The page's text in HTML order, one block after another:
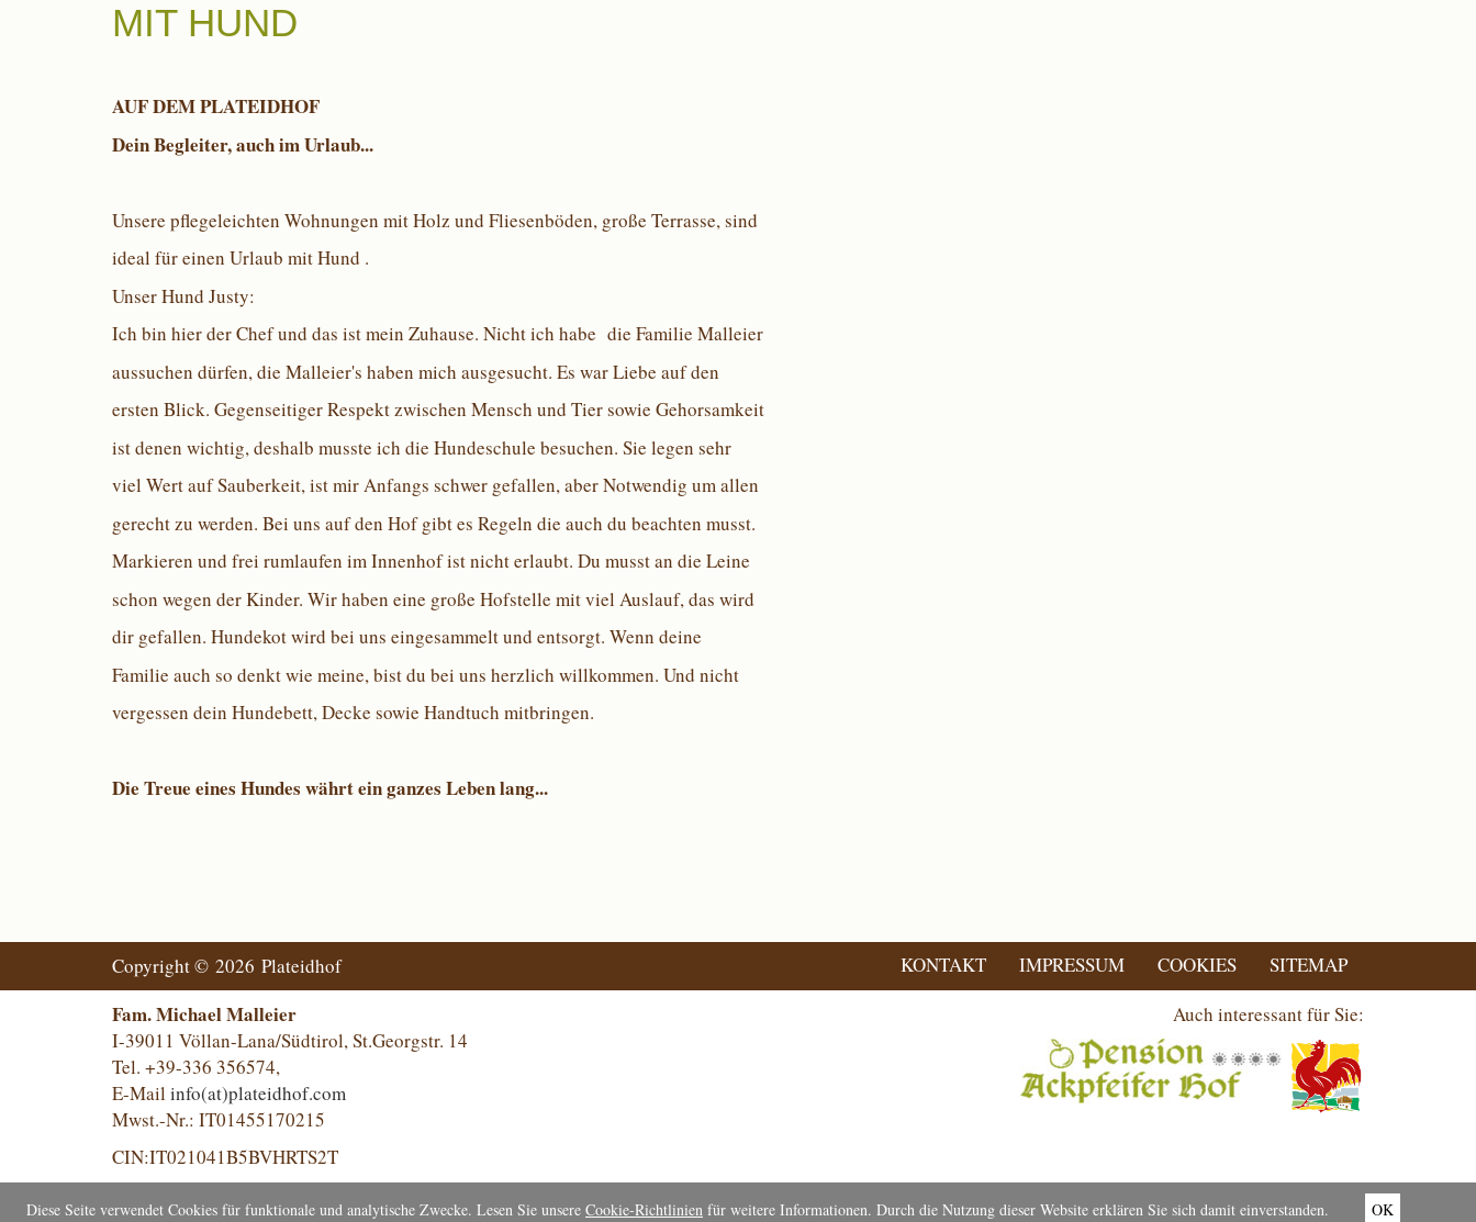
MIT HUND
AUF DEM PLATEIDHOF
Dein Begleiter, auch im Urlaub...
Unsere pflegeleichten Wohnungen mit Holz und Fliesenböden, große Terrasse, sind
ideal für einen Urlaub mit Hund .
Unser Hund Justy:
Ich bin hier der Chef und das ist mein Zuhause. Nicht ich habe die Familie Malleier
aussuchen dürfen, die Malleier's haben mich ausgesucht. Es war Liebe auf den
ersten Blick. Gegenseitiger Respekt zwischen Mensch und Tier sowie Gehorsamkeit
ist denen wichtig, deshalb musste ich die Hundeschule besuchen. Sie legen sehr
viel Wert auf Sauberkeit, ist mir Anfangs schwer gefallen, aber Notwendig um allen
gerecht zu werden. Bei uns auf den Hof gibt es Regeln die auch du beachten musst.
Markieren und frei rumlaufen im Innenhof ist nicht erlaubt. Du musst an die Leine
schon wegen der Kinder. Wir haben eine große Hofstelle mit viel Auslauf, das wird
dir gefallen. Hundekot wird bei uns eingesammelt und entsorgt. Wenn deine
Familie auch so denkt wie meine, bist du bei uns herzlich willkommen. Und nicht
vergessen dein Hundebett, Decke sowie Handtuch mitbringen.
Die Treue eines Hundes währt ein ganzes Leben lang...
Copyright © 2026 Plateidhof KONTAKT IMPRESSUM COOKIES SITEMAP
Fam. Michael Malleier
I-39011 Völlan-Lana/Südtirol, St.Georgstr. 14
Tel. +39-336 356574,
E-Mail info(at)plateidhof.com
Mwst.-Nr.: IT01455170215
CIN:IT021041B5BVHRTS2T
Auch interessant für Sie:
Diese Seite verwendet Cookies für funktionale und analytische Zwecke. Lesen Sie unsere Cookie-Richtlinien für weitere Informationen. Durch die Nutzung dieser Website erklären Sie sich damit einverstanden. OK